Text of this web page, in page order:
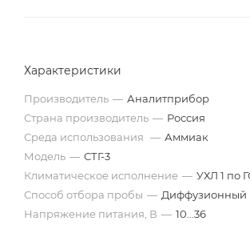
Характеристики
Производитель — Аналитприбор
Страна производитель — Россия
Среда использования — Аммиак
Модель — СТГ-3
Климатическое исполнение — УХЛ 1 по
Способ отбора пробы — Диффузионный
Напряжение питания, В — 10...36